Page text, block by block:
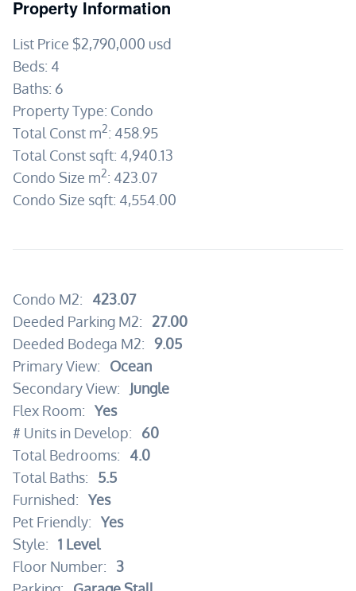
Property Information
List Price $2,790,000 usd
Beds: 4
Baths: 6
Property Type: Condo
Total Const m2: 458.95
Total Const sqft: 4,940.13
Condo Size m2: 423.07
Condo Size sqft: 4,554.00
Condo M2:
423.07
Deeded Parking M2:
27.00
Deeded Bodega M2: 9.05
Primary View:
Ocean
Secondary View:
Jungle
Flex Room: Yes
# Units in Develop:
60
Total Bedrooms:
4.0
Total Baths:
5.5
Furnished: Yes
Pet Friendly: Yes
Style: 1 Level
Floor Number:
3